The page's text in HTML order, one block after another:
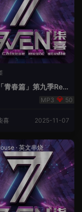
青春篇」第九季ReM
50
喜 2025-11-07
· 英文串烧